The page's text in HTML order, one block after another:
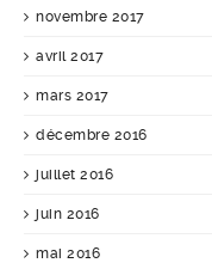
novembre 2017
avril 2017
mars 2017
décembre 2016
juillet 2016
juin 2016
mai 2016